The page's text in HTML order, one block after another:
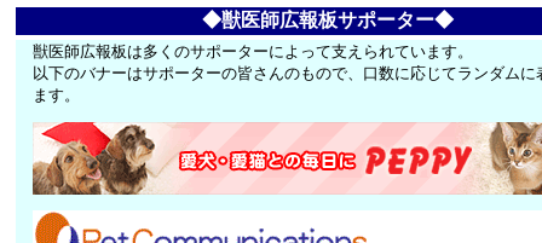
◆獣医師広報板サポーター◆
獣医師広報板は多くのサポーターによって支えられています。
以下のバナーはサポーターの皆さんのもので、口数に応じてランダムに
ます。